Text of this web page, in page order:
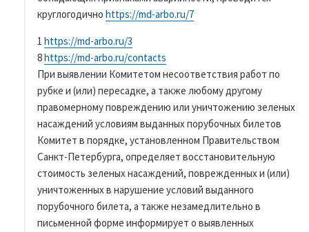
круглогодично https://md-arbo.ru/7
1 https://md-arbo.ru/3
8https://md-arbo.ru/contacts
При выявлении Комитетом несоответствия работ по
рубке и (или) пересадке, а также любому другому
правомерному повреждению или уничтожению зеленых
насаждений условиям выданных порубочных билетов
Комитет в порядке, установленном Правительством
Санкт-Петербурга, определяет восстановительную
стоимость зеленых насаждений, поврежденных и (или)
уничтоженных в нарушение условий выданного
порубочного билета, а также незамедлительно в
письменной форме информирует о выявленных